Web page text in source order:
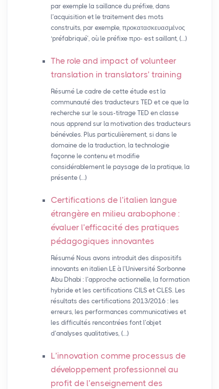
par exemple la saillance du préfixe, dans
l’acquisition et le traitement des mots
construits, par exemple, προκατασκευασμένος
‘préfabriqué’, où le préfixe προ- est saillant, (…)
The role and impact of volunteer
translation in translators’ training
Résumé Le cadre de cette étude est la
communauté des traducteurs TED et ce que la
recherche sur le sous-titrage TED en classe
nous apprend sur la motivation des traducteurs
bénévoles. Plus particulièrement, si dans le
domaine de la traduction, la technologie
façonne le contenu et modifie
considérablement le paysage de la pratique, la
présente (…)
Certifications de l’italien langue
étrangère en milieu arabophone :
évaluer l’efficacité des pratiques
pédagogiques innovantes
Résumé Nous avons introduit des dispositifs
innovants en italien LE à l’Université Sorbonne
Abu Dhabi : l’approche actionnelle, la formation
hybride et les certifications CILS et CLES. Les
résultats des certifications 2013/2016 : les
erreurs, les performances communicatives et
les difficultés rencontrées font l’objet
d’analyses qualitatives, (…)
L’innovation comme processus de
développement professionnel au
profit de l’enseignement des